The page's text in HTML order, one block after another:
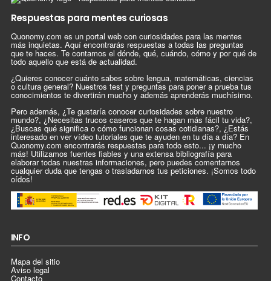
Respuestas para mentes curiosas
Quonomy.com es un portal web con curiosidades para las mentes
más inquietas. Aquí encontrarás respuestas a todas las preguntas
que te haces. Te contamos el dónde, qué, cuándo, cómo y por qué de
todo aquello que está de actualidad.
¿Quieres conocer cuánto sabes sobre lengua, matemáticas, ciencias
o cultura general? Nuestros test y preguntas para poner a prueba tus
conocimientos te divertirán mucho y además aprenderás muchísimo.
Pero además, ¿Te gustaría conocer curiosidades sobre nuestro
mundo?, ¿Necesitas trucos caseros que te hagan más fácil tu vida?,
¿Buscas qué significa o cómo funcionan cosas cotidianas?, ¿Estás
interesado en ver vídeo tutoriales que te ayuden en tu día a día? En
Quonomy.com encontrarás respuestas para todo esto... ¡y mucho
más! Utilizamos fuentes fiables y una extensa bibliografía para
elaborar todas nuestras informaciones, pero puedes comentarnos
cualquier duda que tengas o trasladarnos tus peticiones. ¡Somos todo
oídos!
INFO
Mapa del sitio
Aviso legal
Contacto